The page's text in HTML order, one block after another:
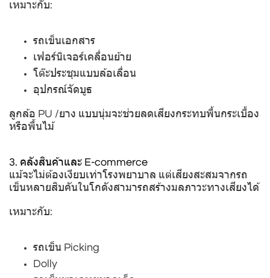
เหมาะกับ:
รถเข็นเอกสาร
เฟอร์นิเจอร์เคลื่อนย้าย
โต๊ะประชุมแบบล้อเลื่อน
อุปกรณ์จัดบูธ
ลูกล้อ PU /ยาง แบบนุ่มจะช่วยลดเสียงกระทบพื้นกระเบื้อง
หรือพื้นไม้
3. คลังสินค้าและ E-commerce
แม้จะไม่ต้องเงียบเท่าโรงพยาบาล แต่เสียงสะสมจากรถ
เข็นหลายสิบคันในโกดังสามารถสร้างมลภาวะทางเสียงได้
เหมาะกับ:
รถเข็น Picking
Dolly